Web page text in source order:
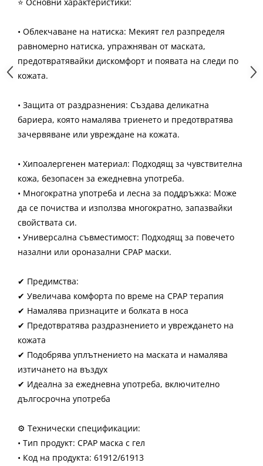
• Облекчаване на натиска: Мекият гел разпределя
равномерно натиска, упражняван от маската,
предотвратявайки дискомфорт и появата на следи по
кожата.
• Защита от раздразнения: Създава деликатна
бариера, която намалява триенето и предотвратява
зачервяване или увреждане на кожата.
• Хипоалергенен материал: Подходящ за чувствителна
кожа, безопасен за ежедневна употреба.
• Многократна употреба и лесна за поддръжка: Може
да се почиства и използва многократно, запазвайки
свойствата си.
• Универсална съвместимост: Подходящ за повечето
назални или ороназални CPAP маски.
✔ Предимства:
✔ Увеличава комфорта по време на CPAP терапия
✔ Намалява признаците и болката в носа
✔ Предотвратява раздразнението и увреждането на
кожата
✔ Подобрява уплътнението на маската и намалява
изтичането на въздух
✔ Идеална за ежедневна употреба, включително
дългосрочна употреба
⚙ Технически спецификации:
• Тип продукт: CPAP маска с гел
• Код на продукта: 61912/61913